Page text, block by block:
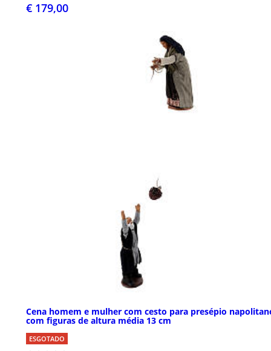
€ 179,00
Cena homem e mulher com cesto para presépio
com figuras de altura média 13 cm
ESGOTADO